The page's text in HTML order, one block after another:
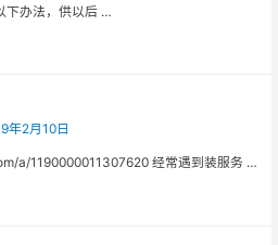
下办法，供以后 …
年2月10日
a/1190000011307620 经常遇到装服务 …